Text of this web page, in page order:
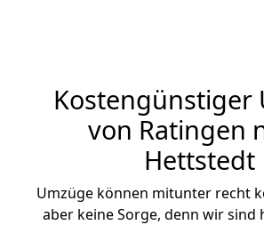
Kostengünstiger
von Ratingen
Hettstedt
Umzüge können mitunter recht
aber keine Sorge, denn wir sind